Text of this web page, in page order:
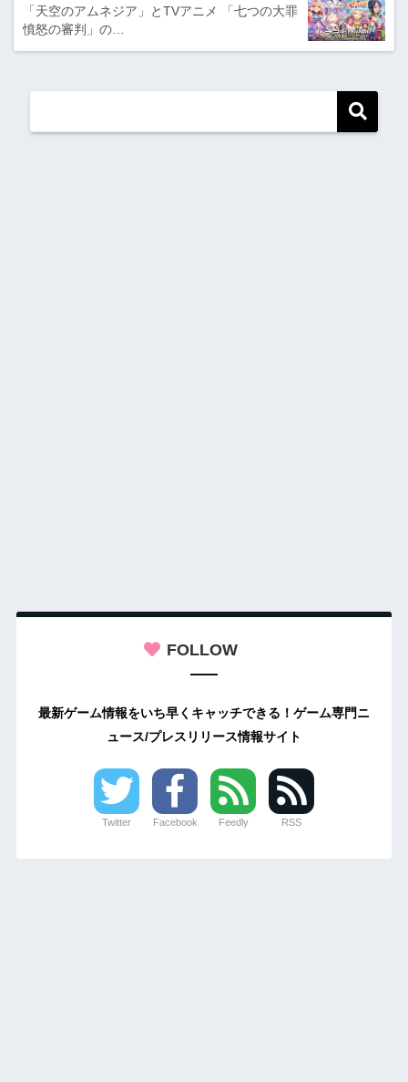
「天空のアムネジア」とTVアニメ 「七つの大罪
憤怒の審判」の…
FOLLOW
最新ゲーム情報をいち早くキャッチできる！ゲーム専門ニ
ュース/プレスリリース情報サイト
Twitter Facebook Feedly RSS